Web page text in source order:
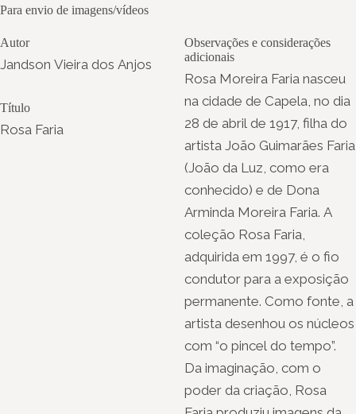
Para envio de imagens/vídeos
Autor
Jandson Vieira dos Anjos
Título
Rosa Faria
Observações e considerações
adicionais
Rosa Moreira Faria nasceu
na cidade de Capela, no dia
28 de abril de 1917, filha do
artista João Guimarães Faria
(João da Luz, como era
conhecido) e de Dona
Arminda Moreira Faria. A
coleção Rosa Faria,
adquirida em 1997, é o fio
condutor para a exposição
permanente. Como fonte, a
artista desenhou os núcleos
com “o pincel do tempo”.
Da imaginação, com o
poder da criação, Rosa